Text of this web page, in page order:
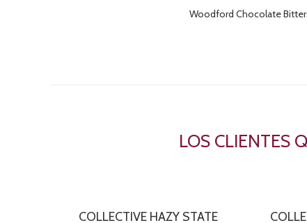
Woodford Chocolate
LOS CLIENTES
COLLECTIVE HAZY STATE